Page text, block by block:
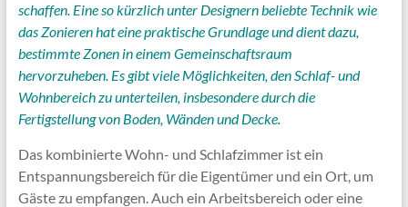
schaffen. Eine so kürzlich unter Designern beliebte Technik wie
das Zonieren hat eine praktische Grundlage und dient dazu,
bestimmte Zonen in einem Gemeinschaftsraum
hervorzuheben. Es gibt viele Möglichkeiten, den Schlaf- und
Wohnbereich zu unterteilen, insbesondere durch die
Fertigstellung von Boden, Wänden und Decke.
Das kombinierte Wohn- und Schlafzimmer ist ein
Entspannungsbereich für die Eigentümer und ein Ort, um
Gäste zu empfangen. Auch ein Arbeitsbereich oder eine